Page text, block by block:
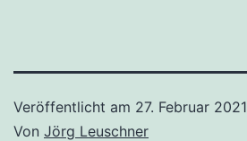
Veröffentlicht am 27. Februar 2021
Von Jörg Leuschner